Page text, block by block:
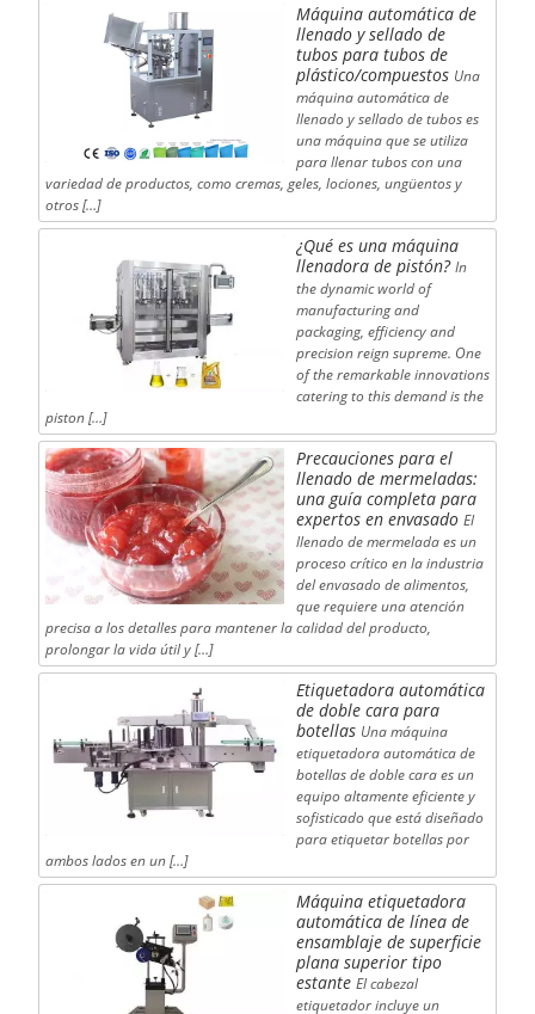
Máquina automática de
llenado y sellado de
tubos para tubos de
plástico/compuestos Una
máquina automática de
llenado y sellado de tubos es
una máquina que se utiliza
para llenar tubos con una
variedad de productos, como cremas, geles, lociones, ungüentos y
otros […]
¿Qué es una máquina
llenadora de pistón? In
the dynamic world of
manufacturing and
packaging, efficiency and
precision reign supreme. One
of the remarkable innovations
catering to this demand is the
piston […]
Precauciones para el
llenado de mermeladas:
una guía completa para
expertos en envasado El
llenado de mermelada es un
proceso crítico en la industria
del envasado de alimentos,
que requiere una atención
precisa a los detalles para mantener la calidad del producto,
prolongar la vida útil y […]
Etiquetadora automática
de doble cara para
botellas Una máquina
etiquetadora automática de
botellas de doble cara es un
equipo altamente eficiente y
sofisticado que está diseñado
para etiquetar botellas por
ambos lados en un […]
Máquina etiquetadora
automática de línea de
ensamblaje de superficie
plana superior tipo
estante El cabezal
etiquetador incluye un